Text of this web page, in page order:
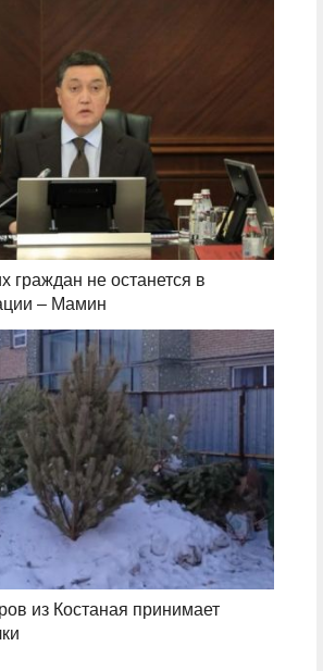
граждан не останется в
– Мамин
из Костаная принимает